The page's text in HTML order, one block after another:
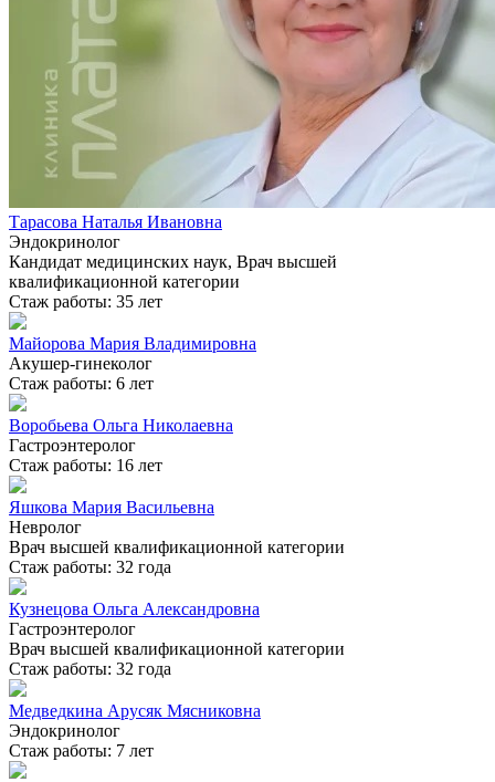
Тарасова Наталья Ивановна
Эндокринолог
Кандидат медицинских наук, Врач высшей
квалификационной категории
Стаж работы: 35 лет
Майорова Мария Владимировна
Акушер-гинеколог
Стаж работы: 6 лет
Воробьева Ольга Николаевна
Гастроэнтеролог
Стаж работы: 16 лет
Яшкова Мария Васильевна
Невролог
Врач высшей квалификационной категории
Стаж работы: 32 года
Кузнецова Ольга Александровна
Гастроэнтеролог
Врач высшей квалификационной категории
Стаж работы: 32 года
Медведкина Арусяк Мясниковна
Эндокринолог
Стаж работы: 7 лет